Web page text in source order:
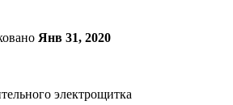
Янв 31, 2020